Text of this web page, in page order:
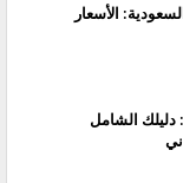
الأسعار
أكواد هدايا ورصيد اتصالات 2026: دليلك الشامل